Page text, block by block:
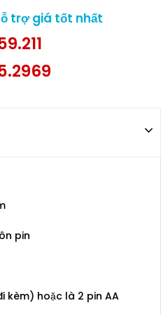
trợ giá tốt nhất
pin
kèm) hoặc là 2 pin AA